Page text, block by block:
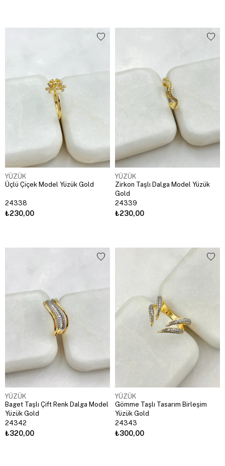
YÜZÜK
Üçlü Çiçek Model Yüzük Gold
24338
₺230,00
YÜZÜK
Zirkon Taşlı Dalga Model Yüzük
Gold
24339
₺230,00
YÜZÜK
Baget Taşlı Çift Renk Dalga Model
Yüzük Gold
24342
₺320,00
YÜZÜK
Gömme Taşlı Tasarım Birleşim
Yüzük Gold
24343
₺300,00